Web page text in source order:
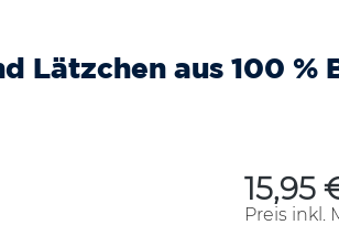
Lätzchen aus 100 %
Regulärer
15,95
Preis inkl.